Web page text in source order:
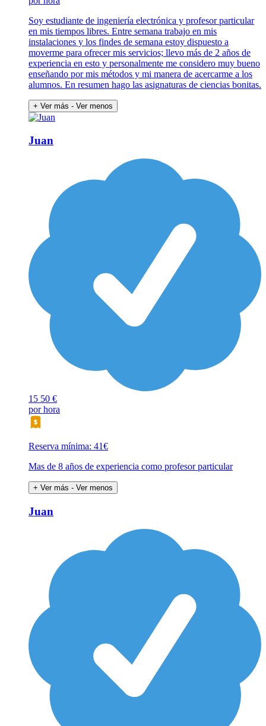
Soy estudiante de ingeniería electrónica y profesor particular
en mis tiempos libres. Entre semana trabajo en mis
instalaciones y los findes de semana estoy dispuesto a
moverme para ofrecer mis servicios; llevo más de 2 años de
experiencia en esto y personalmente me considero muy bueno
enseñando por mis métodos y mi manera de acercarme a los
alumnos. En resumen hago las asignaturas de ciencias bonitas.
+ Ver más - Ver menos
Juan
15 50 €
por hora
Reserva mínima: 41€
Mas de 8 años de experiencia como profesor particular
+ Ver más - Ver menos
Juan